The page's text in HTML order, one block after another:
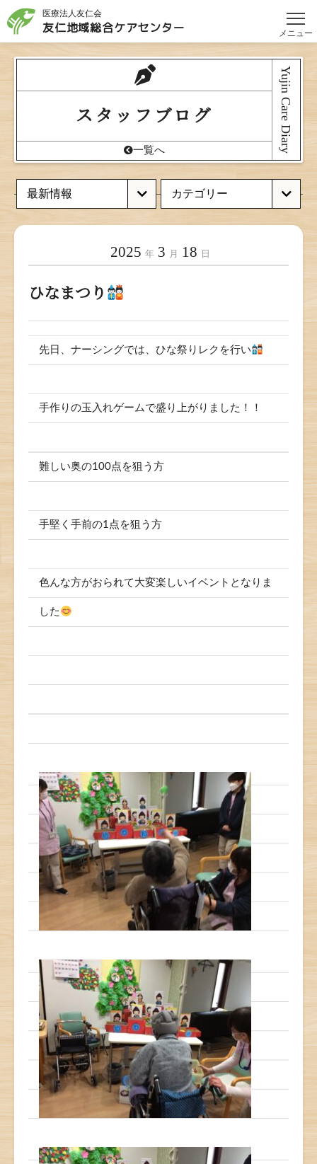
メニュー
医療法人友仁会
友仁地域総合ケアセンター
スタッフブログ Yujin Care Diary
一覧へ
2025 年 3 月 18 日
ひなまつり
先日、ナーシングでは、ひな祭りレクを行い
手作りの玉入れゲームで盛り上がりました！！
難しい奥の100点を狙う方
手堅く手前の1点を狙う方
色んな方がおられて大変楽しいイベントとなりま
した